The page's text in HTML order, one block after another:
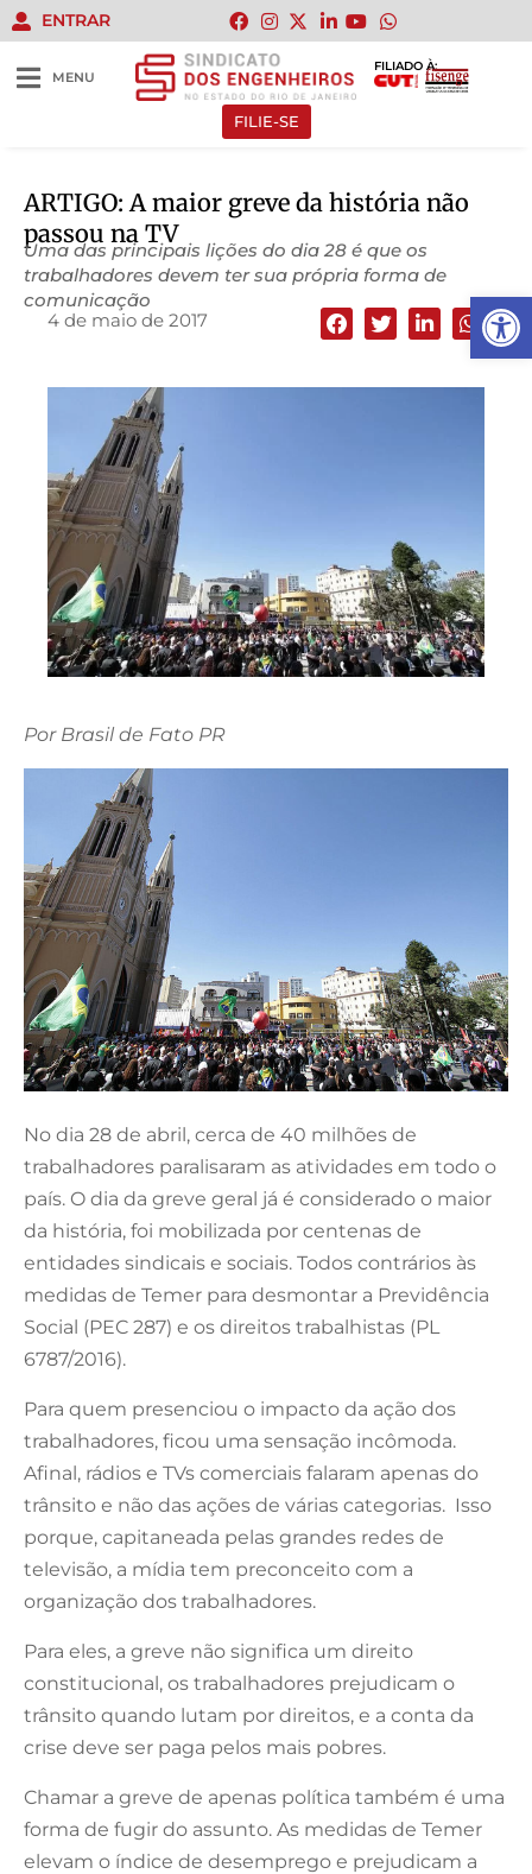
Abrir
ENTRAR
MENU
FILIADO À:
FILIE-SE
ARTIGO: A maior greve da história não
passou na TV
Uma das principais lições do dia 28 é que os
trabalhadores devem ter sua própria forma de
comunicação
4 de maio de 2017
Por Brasil de Fato PR
No dia 28 de abril, cerca de 40 milhões de
trabalhadores paralisaram as atividades em todo o
país. O dia da greve geral já é considerado o maior
da história, foi mobilizada por centenas de
entidades sindicais e sociais. Todos contrários às
medidas de Temer para desmontar a Previdência
Social (PEC 287) e os direitos trabalhistas (PL
6787/2016).
Para quem presenciou o impacto da ação dos
trabalhadores, ficou uma sensação incômoda.
Afinal, rádios e TVs comerciais falaram apenas do
trânsito e não das ações de várias categorias. Isso
porque, capitaneada pelas grandes redes de
televisão, a mídia tem preconceito com a
organização dos trabalhadores.
Para eles, a greve não significa um direito
constitucional, os trabalhadores prejudicam o
trânsito quando lutam por direitos, e a conta da
crise deve ser paga pelos mais pobres.
Chamar a greve de apenas política também é uma
forma de fugir do assunto. As medidas de Temer
elevam o índice de desemprego e prejudicam a